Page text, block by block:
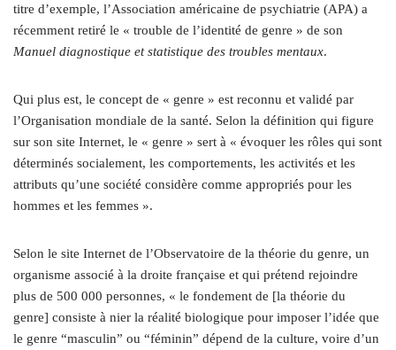
titre d’exemple, l’Association américaine de psychiatrie (APA) a
récemment retiré le « trouble de l’identité de genre » de son
Manuel diagnostique et statistique des troubles mentaux.
Qui plus est, le concept de « genre » est reconnu et validé par
l’Organisation mondiale de la santé. Selon la définition qui figure
sur son site Internet, le « genre » sert à « évoquer les rôles qui sont
déterminés socialement, les comportements, les activités et les
attributs qu’une société considère comme appropriés pour les
hommes et les femmes ».
Selon le site Internet de l’Observatoire de la théorie du genre, un
organisme associé à la droite française et qui prétend rejoindre
plus de 500 000 personnes, « le fondement de [la théorie du
genre] consiste à nier la réalité biologique pour imposer l’idée que
le genre “masculin” ou “féminin” dépend de la culture, voire d’un